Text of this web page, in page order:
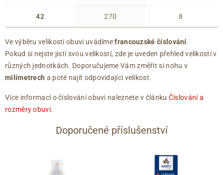
42 270 8
Ve výběru velikosti obuvi uvádímefrancouzské číslování.
Pokud si nejste jistí svou velikostí, zde je uveden přehled velikostí v
různých jednotkách. Doporučujeme Vám změřit si nohu v
milimetrech a poté najít odpovídající velikost.
Více informací o číslování obuvi naleznete v článku Číslování a
rozměry obuvi.
Doporučené příslušenství